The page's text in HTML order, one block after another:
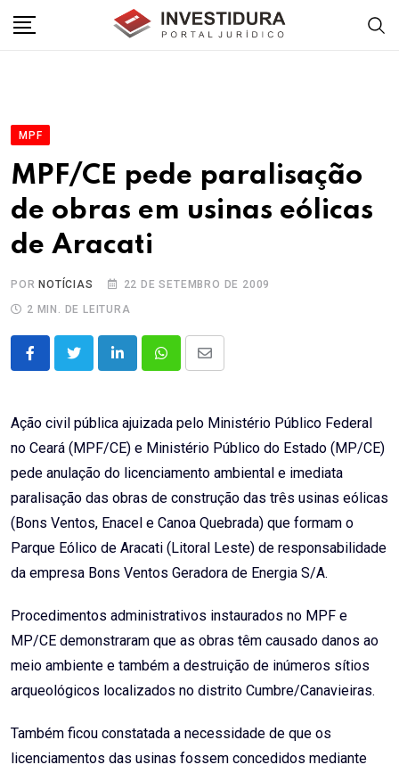
MPF
MPF/CE pede paralisação
de obras em usinas eólicas
de Aracati
POR NOTÍCIAS
22 DE SETEMBRO DE 2009
2 MIN. DE LEITURA
LinkedInWhatsappShare
Email
Ação civil pública ajuizada pelo Ministério Público Federal
no Ceará (MPF/CE) e Ministério Público do Estado (MP/CE)
pede anulação do licenciamento ambiental e imediata
paralisação das obras de construção das três usinas eólicas
(Bons Ventos, Enacel e Canoa Quebrada) que formam o
Parque Eólico de Aracati (Litoral Leste) de responsabilidade
da empresa Bons Ventos Geradora de Energia S/A.
Procedimentos administrativos instaurados no MPF e
MP/CE demonstraram que as obras têm causado danos ao
meio ambiente e também a destruição de inúmeros sítios
arqueológicos localizados no distrito Cumbre/Canavieiras.
Também ficou constatada a necessidade de que os
licenciamentos das usinas fossem concedidos mediante